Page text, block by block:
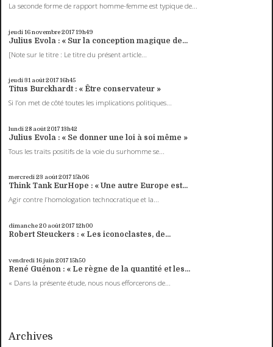
La seconde forme de rapport homme-femme est typique de...
jeudi 16novembre 201719h49
Julius Evola : « Sur la conception magique de...
[Note sur le titre : Le titre du présent article...
jeudi 31 août 201716h45
Titus Burckhardt : « Être conservateur »
Si l’on met de côté toutes les implications politiques...
lundi 28 août 201713h42
Julius Evola : « Se donner une loi à soi même »
Tous les traits positifs de la voie du surhomme se...
mercredi 23 août 201715h06
Think Tank EurHope : « Une autre Europe est...
Agir contre l’homologation technocratique et la...
dimanche 20 août 201712h00
Robert Steuckers : « Les iconoclastes, de...
vendredi 16juin 201715h50
René Guénon : « Le règne de la quantité et les...
« Dans la présente étude, nous nous efforcerons de...
Archives